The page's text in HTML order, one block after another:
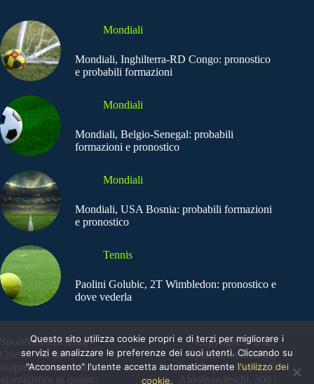
Mondiali
Mondiali, Inghilterra-RD Congo: pronostico
e probabili formazioni
Mondiali
Mondiali, Belgio-Senegal: probabili
formazioni e pronostico
Mondiali
Mondiali, USA Bosnia: probabili formazioni
e pronostico
Tennis
Paolini Golubic, 2T Wimbledon: pronostico e
dove vederla
SportNews.BetFlag -
Questo sito non
rappresenta una testata
giornalistica in quanto
Copyright © 2025
SportNews BetFlag
Sede Legale: Via degli
Aldobrandeschi, 300 |
Questo sito utilizza cookie propri e di terzi per migliorare i
servizi e analizzare le preferenze dei suoi utenti. Cliccando su
"Acconsento" l'utente accetta automaticamente l'utilizzo dei
cookie.